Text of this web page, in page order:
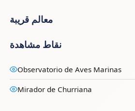
معالم قريبة
نقاط مشاهدة
Observatorio de Aves Marinas
Mirador de Churriana